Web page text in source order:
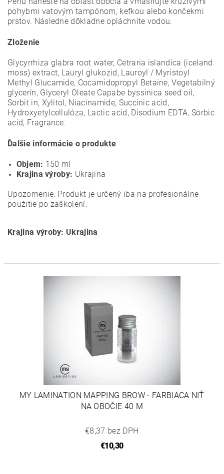
pohybmi vatovým tampónom, kefkou alebo končekmi
prstov. Následne dôkladne opláchnite vodou.
Zloženie
Glycyrrhiza glabra root water, Cetraria islandica (iceland
moss) extract, Lauryl glukozid, Lauroyl / Myristoyl
Methyl Glucamide, Cocamidopropyl Betaine, Vegetabilný
glycerín, Glyceryl Oleate Capabe byssinica seed oil,
Sorbit in, Xylitol, Niacinamide, Succinic acid,
Hydroxyetylcellulóza, Lactic acid, Disodium EDTA, Sorbic
acid, Fragrance.
Ďalšie informácie o produkte
Objem: 150 ml
Krajina výroby: Ukrajina
Upozornenie: Produkt je určený iba na profesionálne
použitie po zaškolení.
Krajina výroby: Ukrajina
MY LAMINATION MAPPING BROW - FARBIACA NIŤ
NA OBOČIE 40 M
€8,37 bez DPH
€10,30